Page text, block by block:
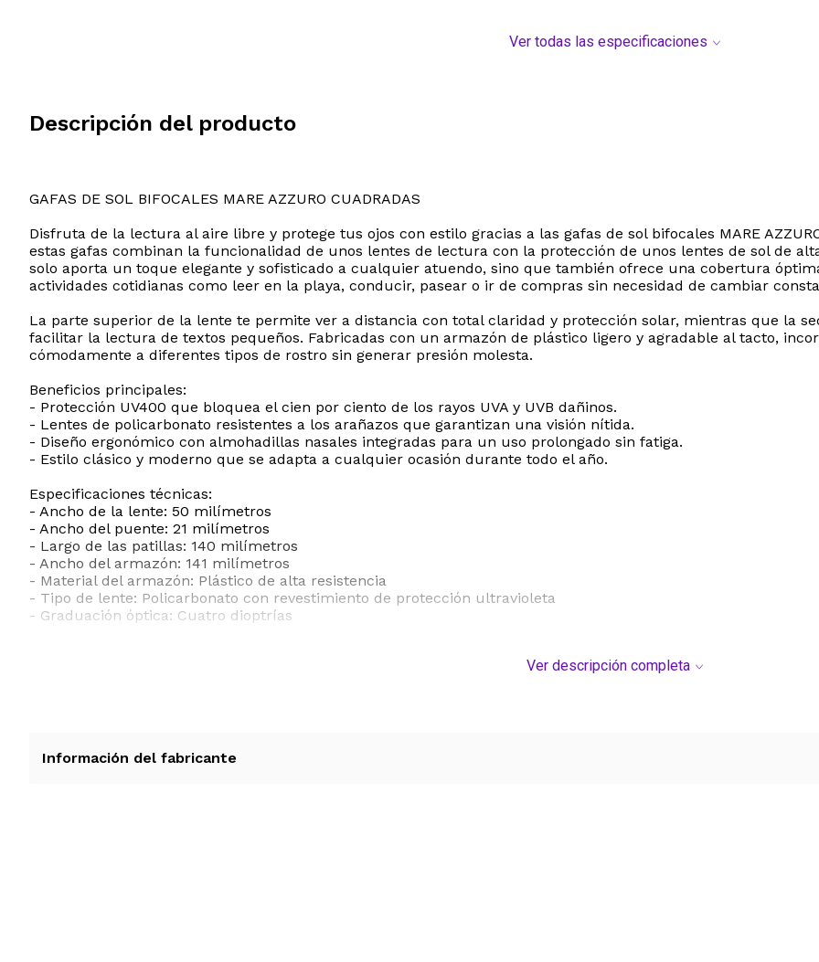
Ver todas las especificaciones
Descripción del producto
GAFAS DE SOL BIFOCALES MARE AZZURO CUADRADAS
Disfruta de la lectura al aire libre y protege tus ojos con estilo gracias a las gafas de sol bifocales MARE
estas gafas combinan la funcionalidad de unos lentes de lectura con la protección de unos lentes de sol de
solo aporta un toque elegante y sofisticado a cualquier atuendo, sino que también ofrece una cobertura
actividades cotidianas como leer en la playa, conducir, pasear o ir de compras sin necesidad de cambiar
La parte superior de la lente te permite ver a distancia con total claridad y protección solar, mientras que la
facilitar la lectura de textos pequeños. Fabricadas con un armazón de plástico ligero y agradable al tacto,
cómodamente a diferentes tipos de rostro sin generar presión molesta.
Beneficios principales:
- Protección UV400 que bloquea el cien por ciento de los rayos UVA y UVB dañinos.
- Lentes de policarbonato resistentes a los arañazos que garantizan una visión nítida.
- Diseño ergonómico con almohadillas nasales integradas para un uso prolongado sin fatiga.
- Estilo clásico y moderno que se adapta a cualquier ocasión durante todo el año.
Especificaciones técnicas:
- Ancho de la lente: 50 milímetros
- Ancho del puente: 21 milímetros
- Largo de las patillas: 140 milímetros
- Ancho del armazón: 141 milímetros
- Material del armazón: Plástico de alta resistencia
- Tipo de lente: Policarbonato con revestimiento de protección ultravioleta
- Graduación óptica: Cuatro dioptrías
Ver descripción completa
Información del fabricante